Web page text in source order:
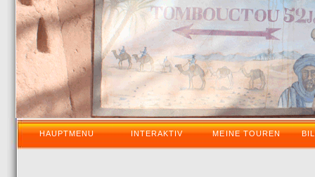
HAUPTMENU INTERAKTIV MEINE TOUREN